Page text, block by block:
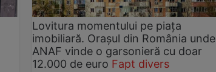
Lovitura momentului pe piața
imobiliară. Orașul din România unde
ANAF vinde o garsonieră cu doar
12.000 de euro Fapt divers